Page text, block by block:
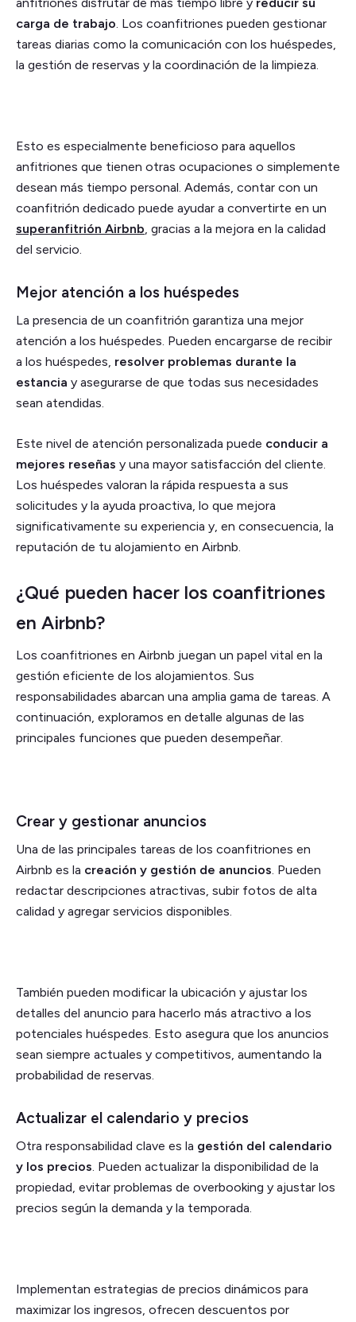
carga de trabajo. Los coanfitriones pueden gestionar
tareas diarias como la comunicación con los huéspedes,
la gestión de reservas y la coordinación de la limpieza.
Esto es especialmente beneficioso para aquellos
anfitriones que tienen otras ocupaciones o simplemente
desean más tiempo personal. Además, contar con un
coanfitrión dedicado puede ayudar a convertirte en un
superanfitrión Airbnb, gracias a la mejora en la calidad
del servicio.
Mejor atención a los huéspedes
La presencia de un coanfitrión garantiza una mejor
atención a los huéspedes. Pueden encargarse de recibir
a los huéspedes, resolver problemas durante la
estancia y asegurarse de que todas sus necesidades
sean atendidas.
Este nivel de atención personalizada puede conducir a
mejores reseñas y una mayor satisfacción del cliente.
Los huéspedes valoran la rápida respuesta a sus
solicitudes y la ayuda proactiva, lo que mejora
significativamente su experiencia y, en consecuencia, la
reputación de tu alojamiento en Airbnb.
¿Qué pueden hacer los coanfitriones
en Airbnb?
Los coanfitriones en Airbnb juegan un papel vital en la
gestión eficiente de los alojamientos. Sus
responsabilidades abarcan una amplia gama de tareas. A
continuación, exploramos en detalle algunas de las
principales funciones que pueden desempeñar.
Crear y gestionar anuncios
Una de las principales tareas de los coanfitriones en
Airbnb es la creación y gestión de anuncios. Pueden
redactar descripciones atractivas, subir fotos de alta
calidad y agregar servicios disponibles.
También pueden modificar la ubicación y ajustar los
detalles del anuncio para hacerlo más atractivo a los
potenciales huéspedes. Esto asegura que los anuncios
sean siempre actuales y competitivos, aumentando la
probabilidad de reservas.
Actualizar el calendario y precios
Otra responsabilidad clave es la gestión del calendario
y los precios. Pueden actualizar la disponibilidad de la
propiedad, evitar problemas de overbooking y ajustar los
precios según la demanda y la temporada.
Implementan estrategias de precios dinámicos para
maximizar los ingresos, ofrecen descuentos por